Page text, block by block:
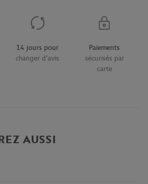
14 jours pour
changer d'avis
Paiements
sécurisés par
carte
AUSSI